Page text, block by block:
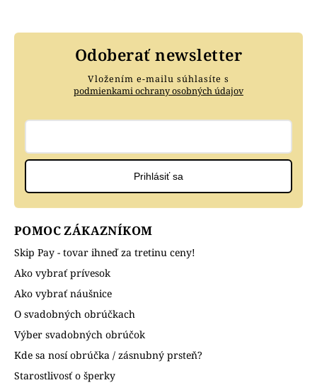
POMOC ZÁKAZNÍKOM
Skip Pay - tovar ihneď za tretinu ceny!
Ako vybrať prívesok
Ako vybrať náušnice
O svadobných obrúčkach
Výber svadobných obrúčok
Kde sa nosí obrúčka / zásnubný prsteň?
Starostlivosť o šperky
Odoberať newsletter
Vložením e-mailu súhlasíte s
podmienkami ochrany osobných údajov
Prihlásiť sa